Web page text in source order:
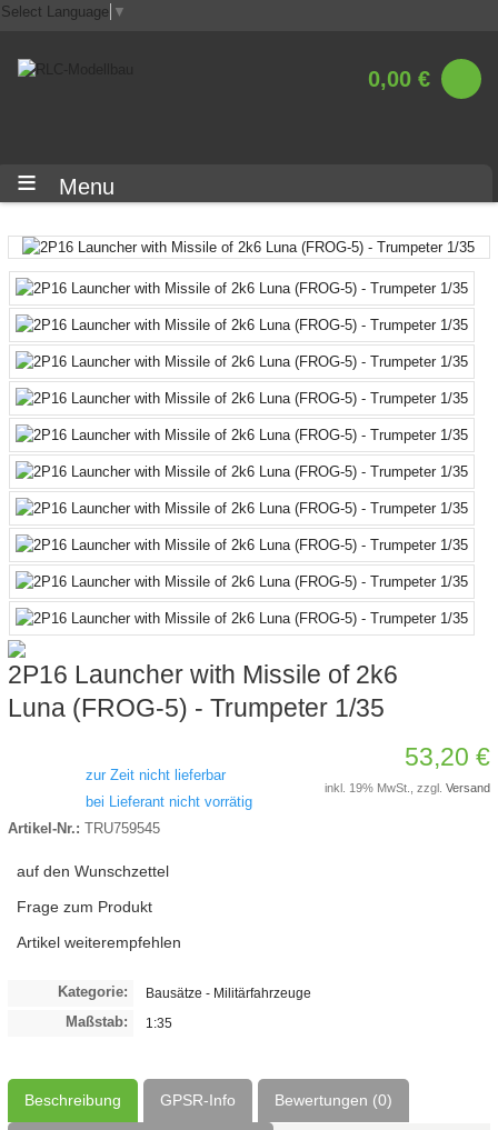
Select Language ▼
0,00 €
Menu
2P16 Launcher with Missile of 2k6
Luna (FROG-5) - Trumpeter 1/35
zur Zeit nicht lieferbar
bei Lieferant nicht vorrätig
Artikel-Nr.: TRU759545
auf den Wunschzettel
Frage zum Produkt
Artikel weiterempfehlen
53,20 €
inkl. 19% MwSt., zzgl.Versand
Kategorie: Bausätze - Militärfahrzeuge
Maßstab: 1:35
Beschreibung GPSR-Info Bewertungen (0)